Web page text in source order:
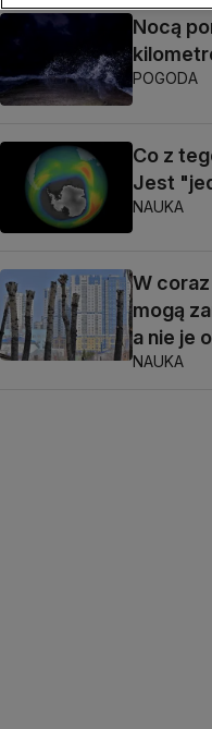
Nocą
POGODA
Co z
Jest
NAUKA
W
mogą
a nie je
NAUKA